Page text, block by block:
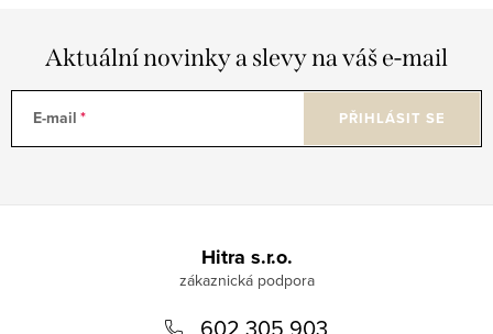
Aktuální novinky a slevy na váš e-mail
E-mail PŘIHLÁSIT SE
Hitra s.r.o.